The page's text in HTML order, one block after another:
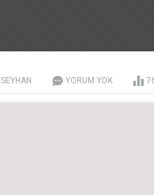
SEYHAN YORUM YOK